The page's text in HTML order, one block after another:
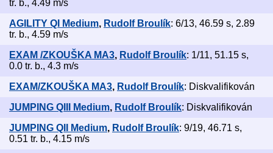
tr. b., 4.49 m/s
AGILITY QI Medium, Rudolf Broulík: 6/13, 46.59 s, 2.89
tr. b., 4.59 m/s
EXAM /ZKOUŠKA MA3, Rudolf Broulík: 1/11, 51.15 s,
0.0 tr. b., 4.3 m/s
EXAM/ZKOUŠKA MA3, Rudolf Broulík: Diskvalifikován
JUMPING QIII Medium, Rudolf Broulík: Diskvalifikován
JUMPING QII Medium, Rudolf Broulík: 9/19, 46.71 s,
0.51 tr. b., 4.15 m/s